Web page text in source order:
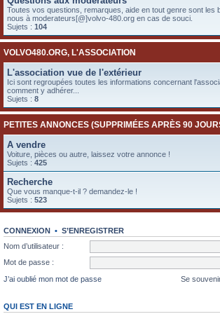
Toutes vos questions, remarques, aide en tout genre sont les
nous à moderateurs[@]volvo-480.org en cas de souci.
Sujets : 104
VOLVO480.ORG, L'ASSOCIATION
L'association vue de l'extérieur
Ici sont regroupées toutes les informations concernant
comment y adhérer...
Sujets : 8
PETITES ANNONCES (SUPPRIMÉES APRÈS 90
A vendre
Voiture, pièces ou autre, laissez votre annonce !
Sujets : 425
Recherche
Que vous manque-t-il ? demandez-le !
Sujets : 523
CONNEXION • S’ENREGISTRER
Nom d’utilisateur :
Mot de passe :
J’ai oublié mon mot de passe
Se
QUI EST EN LIGNE